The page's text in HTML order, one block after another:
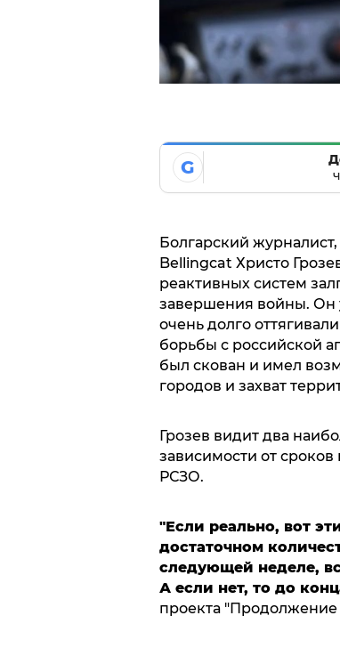
G
Болгарский
Bellingcat Христо
реактивных систем
завершения войны. Он
очень долго
борьбы с российской
был скован и имел
городов и захват
Грозев видит два
зависимости от
РСЗО.
"Если реально, вот
достаточном
следующей неделе,
А если нет, то до
проекта "Продолжение